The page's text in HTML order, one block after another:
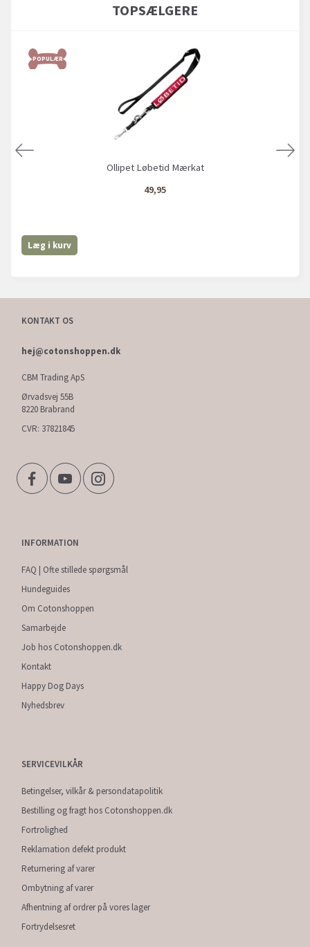
TOPSÆLGERE
POPULÆR
Ollipet Løbetid Mærkat
49,95
Læg i kurv
KONTAKT OS
hej@cotonshoppen.dk
CBM Trading ApS
Ørvadsvej 55B
8220 Brabrand
CVR: 37821845
INFORMATION
FAQ | Ofte stillede spørgsmål
Hundeguides
Om Cotonshoppen
Samarbejde
Job hos Cotonshoppen.dk
Kontakt
Happy Dog Days
Nyhedsbrev
SERVICEVILKÅR
Betingelser, vilkår & persondatapolitik
Bestilling og fragt hos Cotonshoppen.dk
Fortrolighed
Reklamation defekt produkt
Returnering af varer
Ombytning af varer
Afhentning af ordrer på vores lager
Fortrydelsesret